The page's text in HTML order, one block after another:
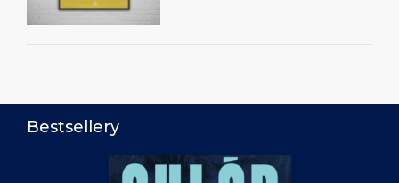
Bestsellery